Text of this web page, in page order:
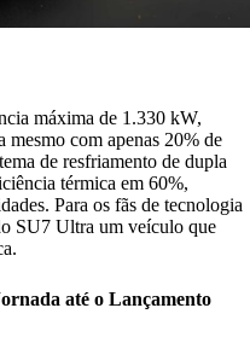
máxima de 1.330 kW,
com apenas 20% de
de resfriamento de dupla
térmica em 60%,
Para os fãs de tecnologia
SU7 Ultra um veículo que
até o Lançamento